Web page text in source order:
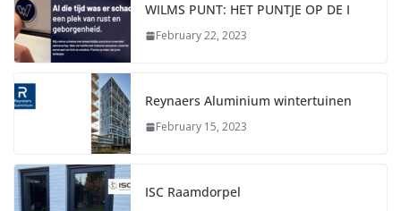
WILMS PUNT: HET PUNTJE OP DE I
February 22, 2023
Reynaers Aluminium wintertuinen
February 15, 2023
ISC Raamdorpel